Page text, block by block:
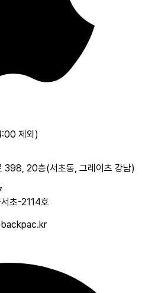
제외)
398, 20층(서초동, 그레이츠 강남)
초-2114호